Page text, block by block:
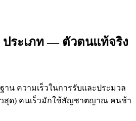
ประเภท — ตัวตนแท้จริง
าน ความเร็วในการรับและประมวล
วสุด) คนเร็วมักใช้สัญชาตญาณ คนช้า